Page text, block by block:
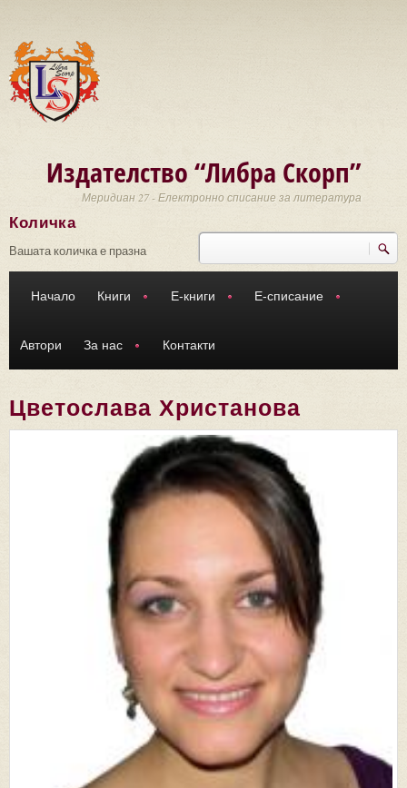
Издателство “Либра Скорп”
Меридиан 27 - Електронно списание за литература
Търси
Количка
Вашата количка е празна
Начало Книги Е-книги Е-списание
Автори За нас Контакти
Цветослава Христанова